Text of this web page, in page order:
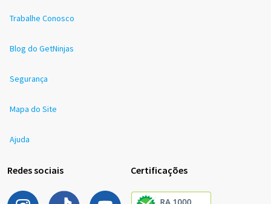
Trabalhe Conosco
Blog do GetNinjas
Segurança
Mapa do Site
Ajuda
Redes sociais Certificações